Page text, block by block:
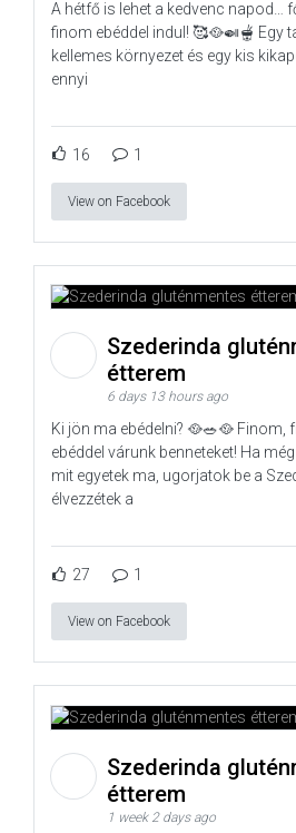
A hétfő is lehet a kedvenc napod…
finom ebéddel indul! 🥰🥘🍛🫕 Egy
kellemes környezet és egy kis
ennyi
16 1
View on Facebook
Szederinda
étterem
6 days 13 hours ago
Ki jön ma ebédelni? 🥘🥗🥘 Finom,
ebéddel várunk benneteket! Ha
mit egyetek ma, ugorjatok be a
élvezzétek a
27 1
View on Facebook
Szederinda
étterem
1 week 2 days ago